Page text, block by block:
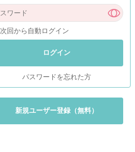
次回から自動ログイン
ログイン
パスワードを忘れた方
新規ユーザー登録（無料）